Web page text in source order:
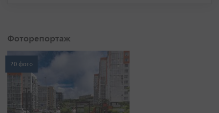
Фоторепортаж
20 фото